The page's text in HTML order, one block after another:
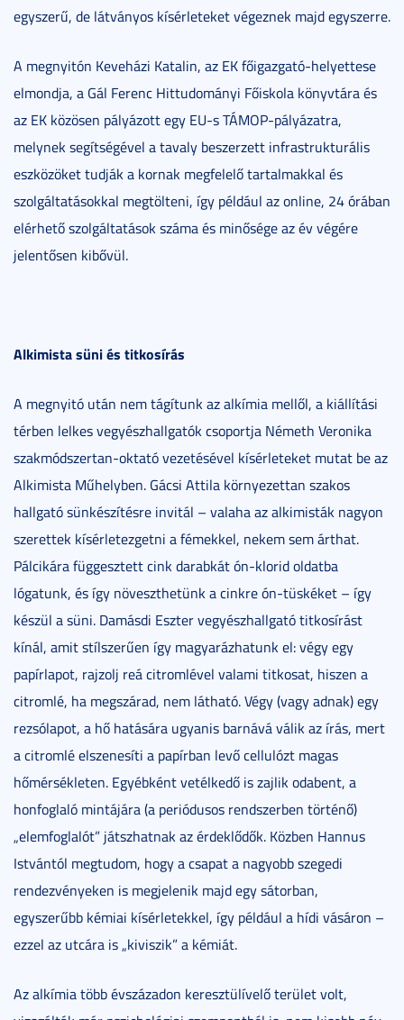
egyszerű, de látványos kísérleteket végeznek majd egyszerre.
A megnyitón Keveházi Katalin, az EK főigazgató-helyettese
elmondja, a Gál Ferenc Hittudományi Főiskola könyvtára és
az EK közösen pályázott egy EU-s TÁMOP-pályázatra,
melynek segítségével a tavaly beszerzett infrastrukturális
eszközöket tudják a kornak megfelelő tartalmakkal és
szolgáltatásokkal megtölteni, így például az online, 24 órában
elérhető szolgáltatások száma és minősége az év végére
jelentősen kibővül.
Alkimista süni és titkosírás
A megnyitó után nem tágítunk az alkímia mellől, a kiállítási
térben lelkes vegyészhallgatók csoportja Németh Veronika
szakmódszertan-oktató vezetésével kísérleteket mutat be az
Alkimista Műhelyben. Gácsi Attila környezettan szakos
hallgató sünkészítésre invitál – valaha az alkimisták nagyon
szerettek kísérletezgetni a fémekkel, nekem sem árthat.
Pálcikára függesztett cink darabkát ón-klorid oldatba
lógatunk, és így növeszthetünk a cinkre ón-tüskéket – így
készül a süni. Damásdi Eszter vegyészhallgató titkosírást
kínál, amit stílszerűen így magyarázhatunk el: végy egy
papírlapot, rajzolj reá citromlével valami titkosat, hiszen a
citromlé, ha megszárad, nem látható. Végy (vagy adnak) egy
rezsólapot, a hő hatására ugyanis barnává válik az írás, mert
a citromlé elszenesíti a papírban levő cellulózt magas
hőmérsékleten. Egyébként vetélkedő is zajlik odabent, a
honfoglaló mintájára (a periódusos rendszerben történő)
„elemfoglalót” játszhatnak az érdeklődők. Közben Hannus
Istvántól megtudom, hogy a csapat a nagyobb szegedi
rendezvényeken is megjelenik majd egy sátorban,
egyszerűbb kémiai kísérletekkel, így például a hídi vásáron –
ezzel az utcára is „kiviszik” a kémiát.
Az alkímia több évszázadon keresztülívelő terület volt,